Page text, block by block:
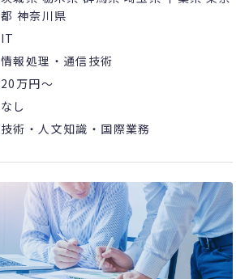
都 神奈川県
IT
情報処理・通信技術
20万円〜
なし
技術・人文知識・国際業務